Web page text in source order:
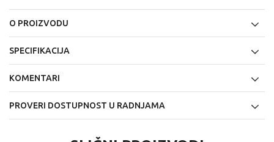
O PROIZVODU
SPECIFIKACIJA
KOMENTARI
PROVERI DOSTUPNOST U RADNJAMA